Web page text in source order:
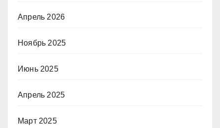
Апрель 2026
Ноябрь 2025
Июнь 2025
Апрель 2025
Март 2025